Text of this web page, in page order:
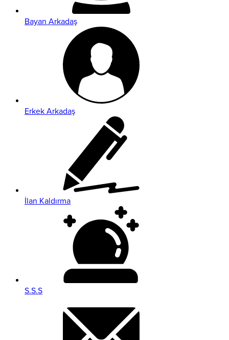
Bayan Arkadaş
Erkek Arkadaş
İlan Kaldırma
S.S.S